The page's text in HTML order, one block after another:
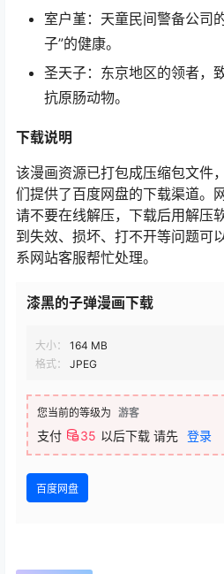
室户堇：天童民间警备公司
子”的健康。
圣天子：东京地区的领者，
抗原肠动物。
下载说明
该漫画资源已打包成压缩包文件
们提供了百度网盘的下载渠道。
请不要在线解压，下载后用解压
到失效、损坏、打不开等问题可
系网站客服帮忙处理。
漆黑的子弹漫画下载
大小：
164 MB
格式：
JPEG
您当前的等级为 游客
支付 35 以后下载 请先 登录
百度网盘